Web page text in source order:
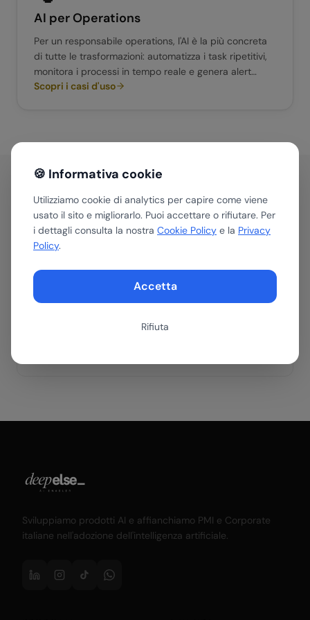
🍪 Informativa cookie
Utilizziamo cookie di analytics per capire come viene
usato il sito e migliorarlo. Puoi accettare o rifiutare. Per
i dettagli consulta la nostra Cookie Policy e la Privacy
Policy.
Accetta
Rifiuta
AI per Operations
Per un responsabile operations, l'AI è la più concreta
di tutte le trasformazioni: automatizza i task ripetitivi,
monitora i processi in tempo reale e genera alert
prima che i problemi diventino crisi. Il focus è
Scopri i casi d'uso
Non sai da dove iniziare?
L'AI Assessment Tool identifica in 30 minuti le
Fai l'AI Assessment
Sviluppiamo prodotti AI e affianchiamo PMI e Corporate
italiane nell'adozione dell'intelligenza artificiale.